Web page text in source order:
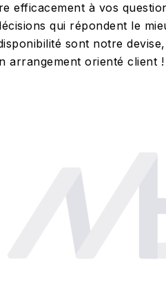
efficacement à vos
qui répondent le
sont notre
arrangement orienté client !